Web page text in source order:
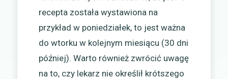
recepta została wystawiona na
przykład w poniedziałek, to jest ważna
do wtorku w kolejnym miesiącu (30 dni
później). Warto również zwrócić uwagę
na to, czy lekarz nie określił krótszego